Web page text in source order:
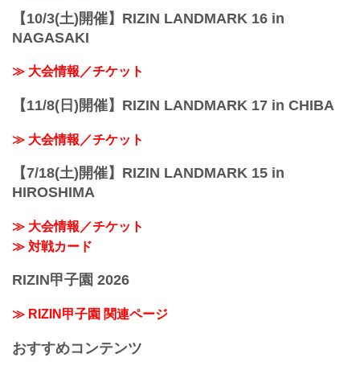
【10/3(土)開催】RIZIN LANDMARK 16 in
NAGASAKI
≫ 大会情報／チケット
【11/8(日)開催】RIZIN LANDMARK 17 in CHIBA
≫ 大会情報／チケット
【7/18(土)開催】RIZIN LANDMARK 15 in
HIROSHIMA
≫ 大会情報／チケット
≫ 対戦カード
RIZIN甲子園 2026
≫ RIZIN甲子園 関連ページ
おすすめコンテンツ